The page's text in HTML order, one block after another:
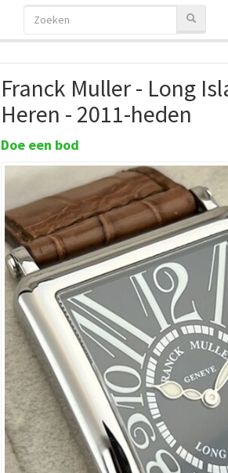
Franck Muller - Long
Heren - 2011-heden
Doe een bod